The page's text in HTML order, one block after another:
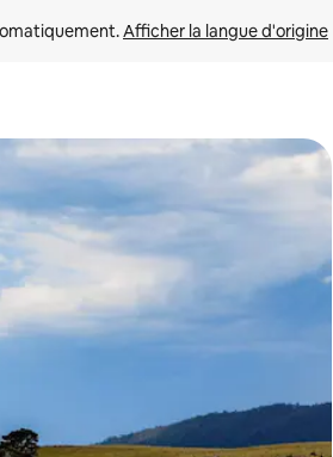
Afficher la langue d'origine